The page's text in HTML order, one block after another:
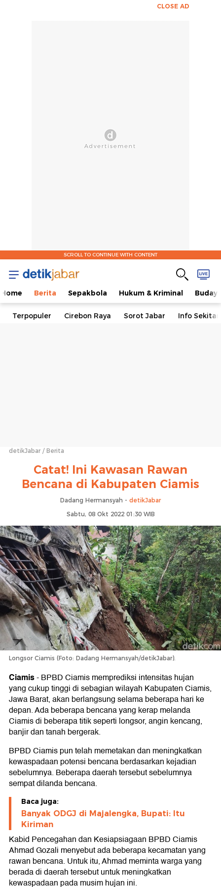
CLOSE AD
SCROLL TO CONTINUE WITH CONTENT
Home Berita Sepakbola Hukum & Kriminal
Terpopuler Cirebon Raya Sorot Jabar Info
detikJabar Berita
Catat! Ini Kawasan Rawan
Bencana di Kabupaten Ciamis
Dadang Hermansyah - detikJabar
Sabtu, 08 Okt 2022 01:30 WIB
Longsor Ciamis (Foto: Dadang Hermansyah/detikJabar).
Ciamis-BPBD Ciamis memprediksi intensitas hujan
yang cukup tinggi di sebagian wilayah Kabupaten Ciamis,
Jawa Barat, akan berlangsung selama beberapa hari ke
depan. Ada beberapa bencana yang kerap melanda
Ciamis di beberapa titik seperti longsor, angin kencang,
banjir dan tanah bergerak.
BPBD Ciamis pun telah memetakan dan meningkatkan
kewaspadaan potensi bencana berdasarkan kejadian
sebelumnya. Beberapa daerah tersebut sebelumnya
sempat dilanda bencana.
Baca juga:
Banyak ODGJ di Majalengka, Bupati: Itu
Kiriman
Kabid Pencegahan dan Kesiapsiagaan BPBD Ciamis
Ahmad Gozali menyebut ada beberapa kecamatan yang
rawan bencana. Untuk itu, Ahmad meminta warga yang
berada di daerah tersebut untuk meningkatkan
kewaspadaan pada musim hujan ini.